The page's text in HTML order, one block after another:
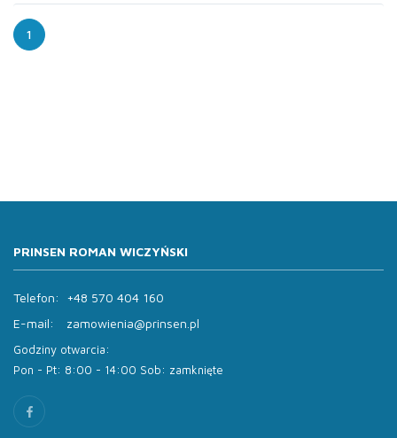
1
PRINSEN ROMAN WICZYŃSKI
Telefon:
+48 570 404 160
E-mail:
zamowienia@prinsen.pl
Godziny otwarcia:
Pon - Pt: 8:00 - 14:00 Sob: zamknięte